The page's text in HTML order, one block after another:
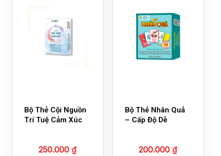
Bộ Thẻ Cội Nguồn
Trí Tuệ Cảm Xúc
250.000₫
Bộ Thẻ Nhân Quả
– Cấp Độ Dễ
200.000₫